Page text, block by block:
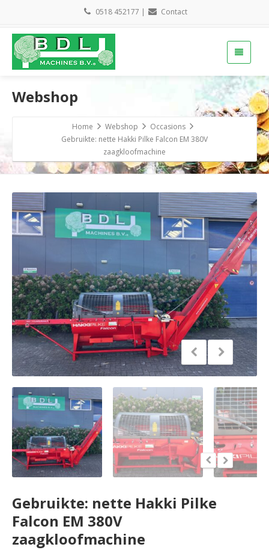
0518 452177 | Contact
Webshop
Home Webshop
Occasions
Gebruikte: nette Hakki Pilke Falcon EM 380V
zaagkloofmachine
Gebruikte: nette Hakki Pilke
Falcon EM 380V
zaagkloofmachine